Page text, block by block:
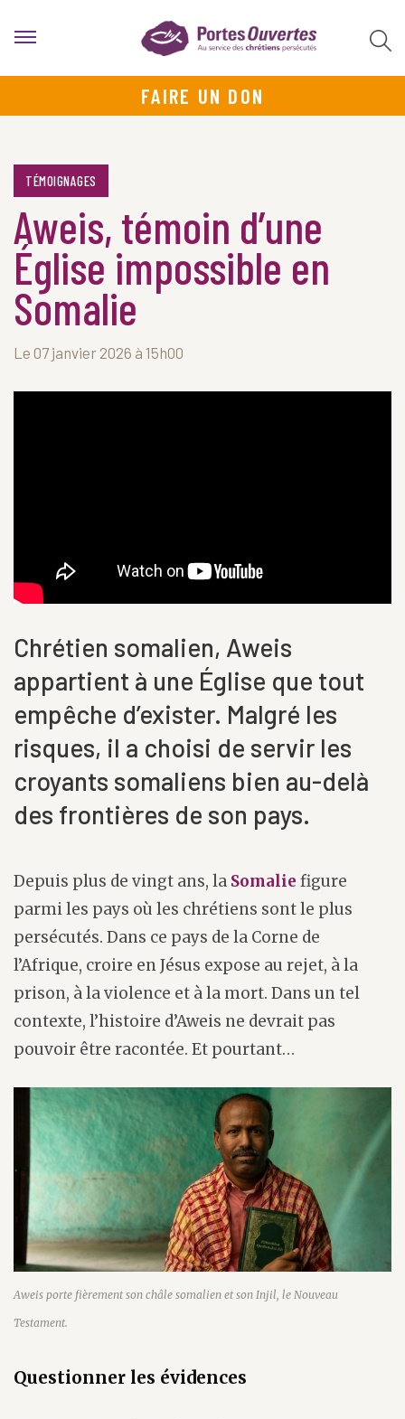
FAIRE UN DON
TÉMOIGNAGES
Aweis, témoin d’une
Église impossible en
Somalie
Le 07 janvier 2026 à 15h00
Chrétien somalien, Aweis
appartient à une Église que tout
empêche d’exister. Malgré les
risques, il a choisi de servir les
croyants somaliens bien au-delà
des frontières de son pays.
Depuis plus de vingt ans, la Somalie figure
parmi les pays où les chrétiens sont le plus
persécutés. Dans ce pays de la Corne de
l’Afrique, croire en Jésus expose au rejet, à la
prison, à la violence et à la mort. Dans un tel
contexte, l’histoire d’Aweis ne devrait pas
pouvoir être racontée. Et pourtant…
Aweis porte fièrement son châle somalien et son Injil, le Nouveau
Testament.
Questionner les évidences